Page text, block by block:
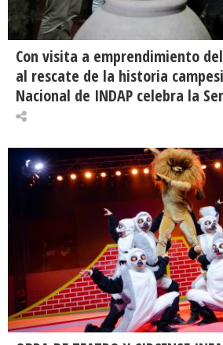
Con visita a emprendimiento
al rescate de la historia
Nacional de INDAP celebra la